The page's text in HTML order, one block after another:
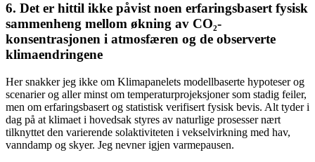
6. Det er hittil ikke påvist noen erfaringsbasert fysisk
sammenheng mellom økning av CO₂-
konsentrasjonen i atmosfæren og de observerte
klimaendringene
Her snakker jeg ikke om Klimapanelets modellbaserte hypoteser og
scenarier og aller minst om temperaturprojeksjoner som stadig feiler,
men om erfaringsbasert og statistisk verifisert fysisk bevis. Alt tyder i
dag på at klimaet i hovedsak styres av naturlige prosesser nært
tilknyttet den varierende solaktiviteten i vekselvirkning med hav,
vanndamp og skyer. Jeg nevner igjen varmepausen.